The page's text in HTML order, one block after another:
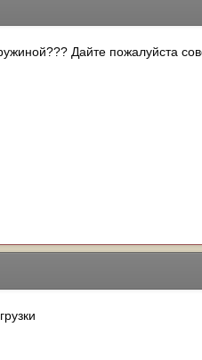
Дайте пожалуйста